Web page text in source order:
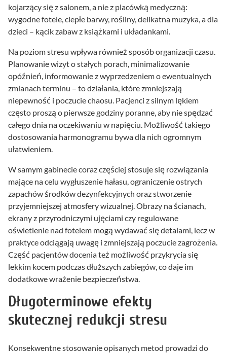
kojarzący się z salonem, a nie z placówką medyczną:
wygodne fotele, ciepłe barwy, rośliny, delikatna muzyka, a dla
dzieci – kącik zabaw z książkami i układankami.
Na poziom stresu wpływa również sposób organizacji czasu.
Planowanie wizyt o stałych porach, minimalizowanie
opóźnień, informowanie z wyprzedzeniem o ewentualnych
zmianach terminu – to działania, które zmniejszają
niepewność i poczucie chaosu. Pacjenci z silnym lękiem
często proszą o pierwsze godziny poranne, aby nie spędzać
całego dnia na oczekiwaniu w napięciu. Możliwość takiego
dostosowania harmonogramu bywa dla nich ogromnym
ułatwieniem.
W samym gabinecie coraz częściej stosuje się rozwiązania
mające na celu wygłuszenie hałasu, ograniczenie ostrych
zapachów środków dezynfekcyjnych oraz stworzenie
przyjemniejszej atmosfery wizualnej. Obrazy na ścianach,
ekrany z przyrodniczymi ujęciami czy regulowane
oświetlenie nad fotelem mogą wydawać się detalami, lecz w
praktyce odciągają uwagę i zmniejszają poczucie zagrożenia.
Część pacjentów docenia też możliwość przykrycia się
lekkim kocem podczas dłuższych zabiegów, co daje im
dodatkowe wrażenie bezpieczeństwa.
Długoterminowe efekty
skutecznej redukcji stresu
Konsekwentne stosowanie opisanych metod prowadzi do